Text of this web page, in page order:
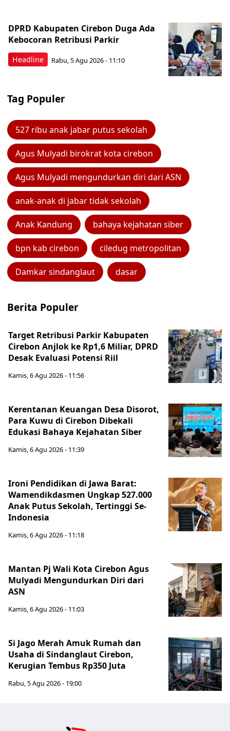
Headline
DPRD Kabupaten Cirebon Duga Ada
Kebocoran Retribusi Parkir
Rabu, 5 Agu 2026 - 11:10
Tag Populer
527 ribu anak jabar putus sekolah
Agus Mulyadi birokrat kota cirebon
Agus Mulyadi mengundurkan diri dari ASN
anak-anak di jabar tidak sekolah
Anak Kandung bahaya kejahatan siber
bpn kab cirebon ciledug metropolitan
Damkar sindanglaut dasar
Berita Populer
Target Retribusi Parkir Kabupaten
Cirebon Anjlok ke Rp1,6 Miliar, DPRD
Desak Evaluasi Potensi Riil
Kamis, 6 Agu 2026 - 11:56
Kerentanan Keuangan Desa Disorot,
Para Kuwu di Cirebon Dibekali
Edukasi Bahaya Kejahatan Siber
Kamis, 6 Agu 2026 - 11:39
Ironi Pendidikan di Jawa Barat:
Wamendikdasmen Ungkap 527.000
Anak Putus Sekolah, Tertinggi Se-
Indonesia
Kamis, 6 Agu 2026 - 11:18
Mantan Pj Wali Kota Cirebon Agus
Mulyadi Mengundurkan Diri dari
ASN
Kamis, 6 Agu 2026 - 11:03
Si Jago Merah Amuk Rumah dan
Usaha di Sindanglaut Cirebon,
Kerugian Tembus Rp350 Juta
Rabu, 5 Agu 2026 - 19:00